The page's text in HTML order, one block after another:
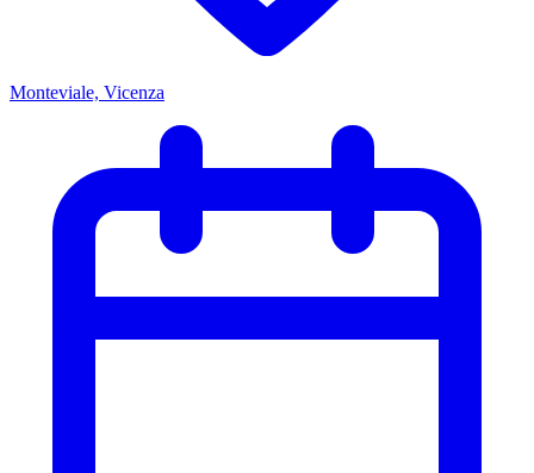
Monteviale, Vicenza